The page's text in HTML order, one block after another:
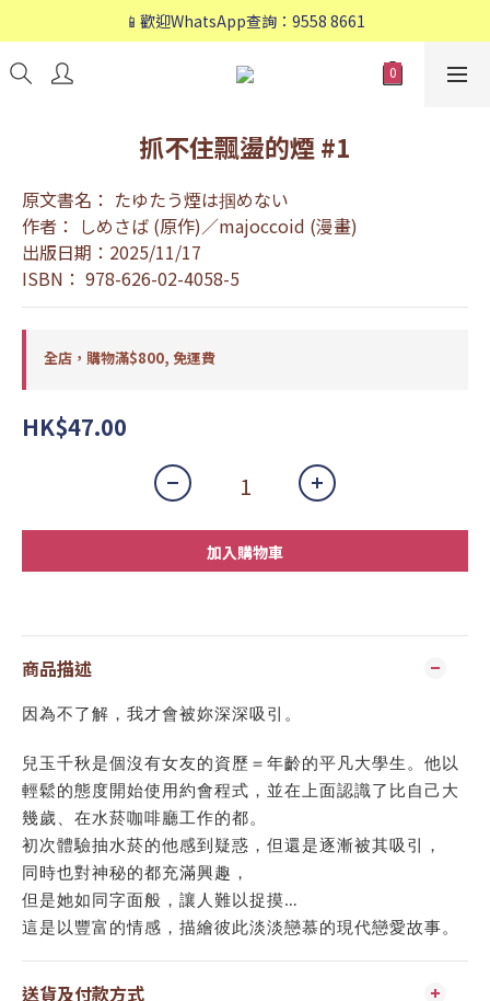
📱歡迎WhatsApp查詢：9558 8661
📱歡迎WhatsApp查詢：9558 8661
❤️會員專享：🛍購物滿💰HK$800，🚚免運費❤️
抓不住飄盪的煙 #1
原文書名： たゆたう煙は掴めない
作者： しめさば (原作)／majoccoid (漫畫)
出版日期：2025/11/17
ISBN： 978-626-02-4058-5
全店，購物滿$800, 免運費
HK$47.00
加入購物車
商品描述
因為不了解，我才會被妳深深吸引。
兒玉千秋是個沒有女友的資歷＝年齡的平凡大學生。他以
輕鬆的態度開始使用約會程式，並在上面認識了比自己大
幾歲、在水菸咖啡廳工作的都。
初次體驗抽水菸的他感到疑惑，但還是逐漸被其吸引，
同時也對神秘的都充滿興趣，
但是她如同字面般，讓人難以捉摸…
這是以豐富的情感，描繪彼此淡淡戀慕的現代戀愛故事。
送貨及付款方式